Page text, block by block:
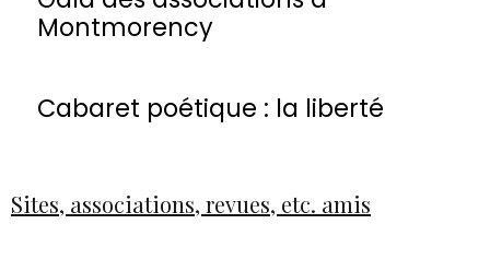
Montmorency
Cabaret poétique : la liberté
Sites, associations, revues, etc. amis